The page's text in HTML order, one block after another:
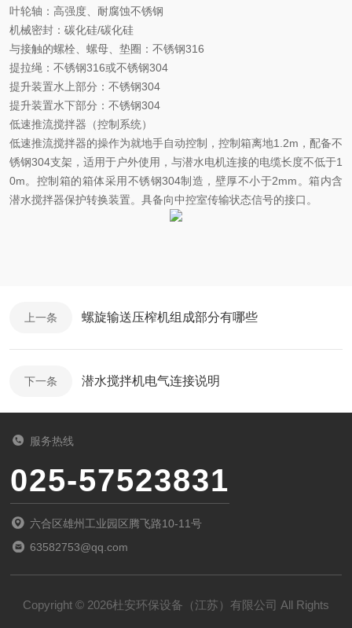
叶轮轴：高强度、耐腐蚀不锈钢
机械密封：碳化硅/碳化硅
与接触的螺栓、螺母、垫圈：不锈钢316
提拉绳：不锈钢316或不锈钢304
提升装置水上部分：不锈钢304
提升装置水下部分：不锈钢304
低速推流搅拌器（控制系统）
低速推流搅拌器的操作为就地手自动控制，控制箱离地1.2m，配备不
锈钢304支架，适用于户外使用，与潜水电机连接的电缆长度不低于1
0m。控制箱的箱体采用不锈钢304制造，壁厚不小于2mm。箱内含
潜水搅拌器保护转换装置。具备向中控室传输状态信号的接口。
上一条 螺旋输送压榨机组成部分有哪些
下一条 潜水搅拌机电气连接说明
服务热线
025-57523831
六合区雄州工业园区腾飞路10-11号
63582753@qq.com
Copyright © 2026杜安环保设备（江苏）有限公司 All Rights